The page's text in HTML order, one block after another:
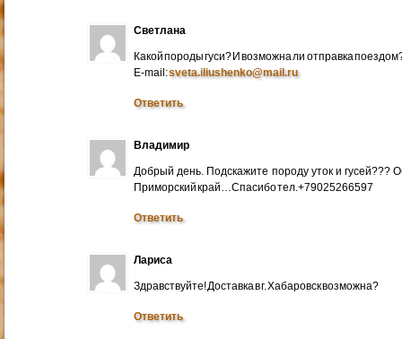
Светлана
Какой породы гуси? И возможна ли отправка
E-mail:sveta.iliushenko@mail.ru
Ответить
Владимир
Добрый день. Подскажите породу уток и гусей???
Приморский край…Спасибо тел.+79025266597
Ответить
Лариса
Здравствуйте! Доставка в г. Хабаровск возможна?
Ответить